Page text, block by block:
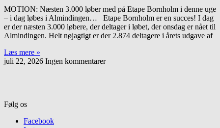
MOTION: Næsten 3.000 løber med på Etape Bornholm i denne uge
– i dag løbes i Almindingen… Etape Bornholm er en succes! I dag
er der næsten 3.000 løbere, der deltager i løbet, der onsdag er nået til
Almindingen. Helt nøjagtigt er der 2.874 deltagere i årets udgave af
Læs mere »
juli 22, 2026 Ingen kommentarer
Følg os
Facebook